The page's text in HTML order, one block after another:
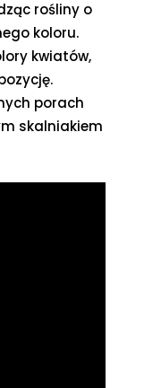
rośliny o
koloru.
kwiatów,
porach
skalniakiem